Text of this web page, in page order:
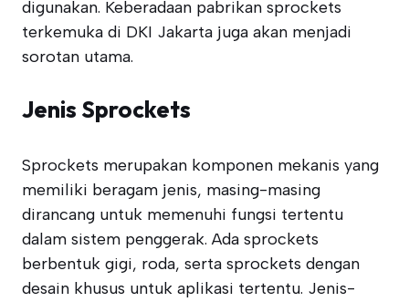
digunakan. Keberadaan pabrikan sprockets
terkemuka di DKI Jakarta juga akan menjadi
sorotan utama.
Jenis Sprockets
Sprockets merupakan komponen mekanis yang
memiliki beragam jenis, masing-masing
dirancang untuk memenuhi fungsi tertentu
dalam sistem penggerak. Ada sprockets
berbentuk gigi, roda, serta sprockets dengan
desain khusus untuk aplikasi tertentu. Jenis-